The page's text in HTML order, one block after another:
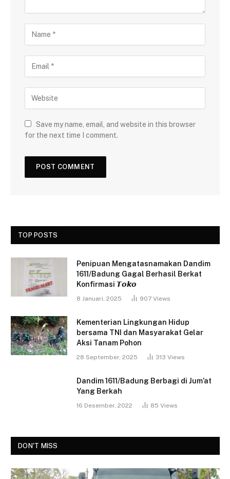
Save my name, email, and website in this browser
for the next time I comment.
TOP POSTS
Penipuan Mengatasnamakan Dandim
1611/Badung Gagal Berhasil Berkat
Konfirmasi 𝙏𝙤𝙠𝙤
8 Januari, 2025 907 Views
Kementerian Lingkungan Hidup
bersama TNI dan Masyarakat Gelar
Aksi Tanam Pohon
28 September, 2025 313 Views
Dandim 1611/Badung Berbagi di Jum’at
Yang Berkah
16 Desember, 2022 85 Views
DON'T MISS